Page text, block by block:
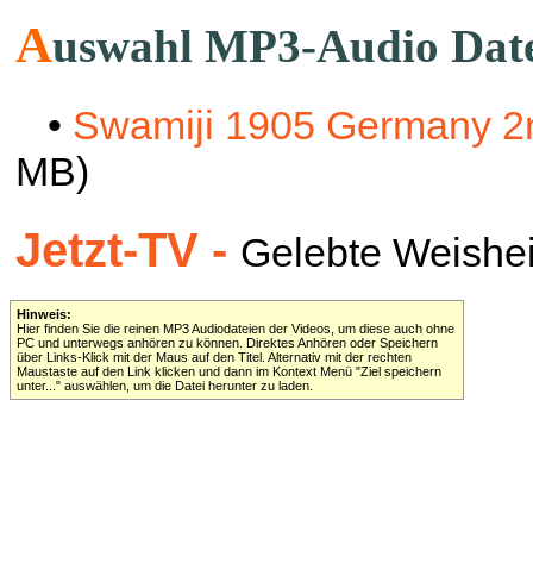
Auswahl MP3-Audio
• Swamiji 1905 Germany
MB)
Jetzt-TV - Gelebte
Hinweis:
Hier finden Sie die reinen MP3 Audiodateien der Videos, um diese auch ohne
PC und unterwegs anhören zu können. Direktes Anhören oder Speichern
über Links-Klick mit der Maus auf den Titel. Alternativ mit der rechten
Maustaste auf den Link klicken und dann im Kontext Menü "Ziel speichern
unter..." auswählen, um die Datei herunter zu laden.